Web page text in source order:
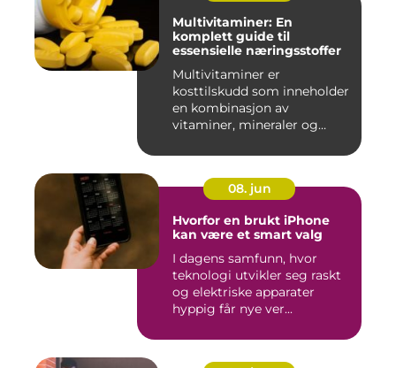
Multivitaminer: En
komplett guide til
essensielle næringsstoffer
Multivitaminer er
kosttilskudd som inneholder
en kombinasjon av
vitaminer, mineraler og
08. jun
Hvorfor en brukt iPhone
kan være et smart valg
I dagens samfunn, hvor
teknologi utvikler seg raskt
og elektriske apparater
hyppig får nye ver...